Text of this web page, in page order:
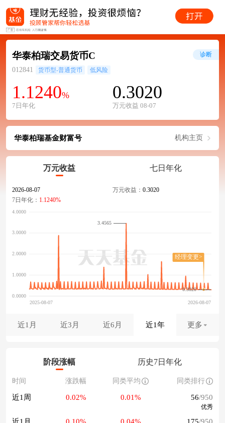
华泰柏瑞交易货币C
012841 货币型-普通货币 低风险
1.1240%
7日年化
0.3020
万元收益 08-07
诊断
华泰柏瑞基金财富号 机构主页
万元收益 七日年化
2026-08-07 万元收益： 0.3020
7日年化： 1.1240%
0.3020
3.4565
近1月 近3月 近6月 近1年 更多
阶段涨幅 历史7日年化
时间 涨跌幅 同类平均 同类排行
近1周 0.02% 0.01% 56/950
优秀